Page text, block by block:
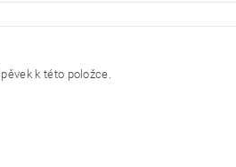
k této položce.